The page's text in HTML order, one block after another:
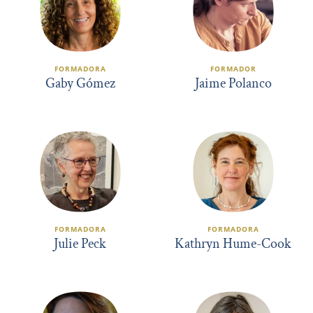
FORMADORA
Gaby Gómez
FORMADOR
Jaime Polanco
FORMADORA
Julie Peck
FORMADORA
Kathryn Hume-Cook